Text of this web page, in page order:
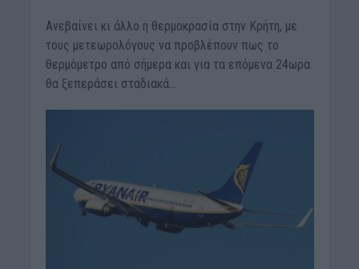
Ανεβαίνει κι άλλο η θερμοκρασία στην Κρήτη, με
τους μετεωρολόγους να προβλέπουν πως το
θερμόμετρο από σήμερα και για τα επόμενα 24ωρα
θα ξεπεράσει σταδιακά...